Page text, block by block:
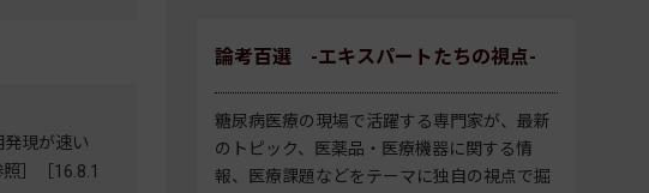
現が速い
］［16.8.1
論考百選 -エキスパートたちの視点-
糖尿病医療の現場で活躍する専門家が、最新
のトピック、医薬品・医療機器に関する情
報、医療課題などをテーマに独自の視点で掘